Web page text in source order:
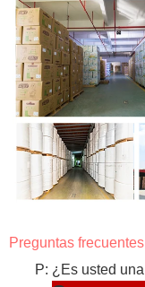
Preguntas
P: ¿Es usted